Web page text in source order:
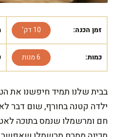
זמן הכנה: 10 דק'
כמות: 6 מנות
בבית שלנו תמיד חיפשנו את
ילדה קטנה בחורף, שום דבר
חם ומרשמלו שנמס בתוכה